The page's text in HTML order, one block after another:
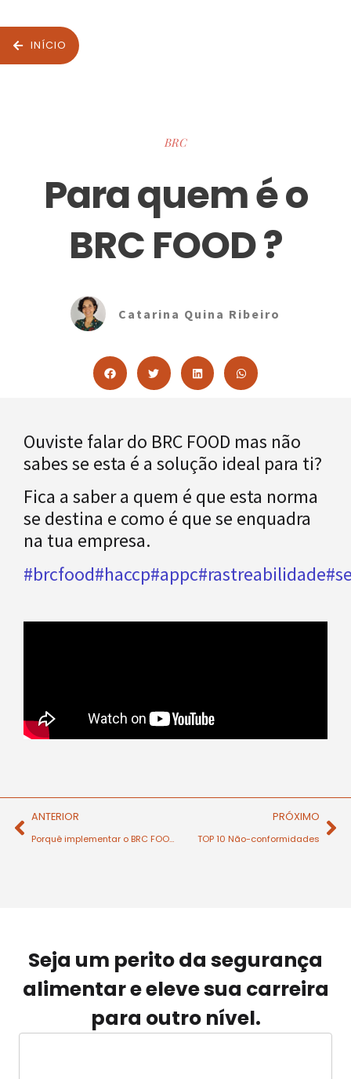
INÍCIO
BRC
Para quem é o
BRC FOOD ?
Catarina Quina Ribeiro
Ouviste falar do BRC FOOD mas não
sabes se esta é a solução ideal para ti?
Fica a saber a quem é que esta norma
se destina e como é que se enquadra
na tua empresa.
#brcfood#haccp#appc#rastreabilidade
ANTERIOR
Porquê implementar o BRC FOOD ?
PRÓXIMO
TOP 10 Não-conformidades
Seja um perito da segurança
alimentar e eleve sua carreira
para outro nível.